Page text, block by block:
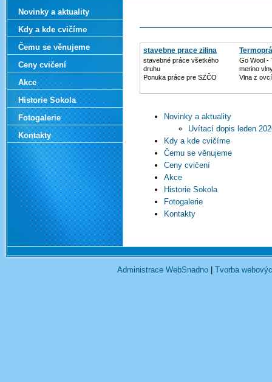
stavebne prace zilina
stavebné práce všetkého
druhu
Ponuka práce pre SZČO
vlny
Go Wool -
merino
Vlna z
Novinky a aktuality
Uvítací dopis leden
Kdy a kde cvičíme
Čemu se věnujeme
Ceny cvičení
Akce
Historie Sokola
Fotogalerie
Kontakty
Novinky a aktuality
Kdy a kde cvičíme
Čemu se věnujeme
Ceny cvičení
Akce
Historie Sokola
Fotogalerie
Kontakty
Administrace WebSnadno Tvorba